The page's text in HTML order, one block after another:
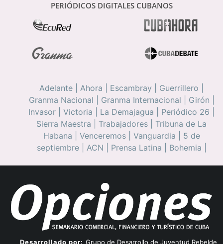
PERIÓDICOS DIGITALES CUBANOS
Adelante Ahora Escambray Guerrillero
Granma Nacional
Granma Internacional Girón
Invasor
Victoria La Demajagua Periódico 26
Sierra Maestra
Trabajadores
Tribuna de La
Habana
Venceremos| Vanguardia
5 de
septiembre| ACN Prensa Latina Bohemia
Desarrollado por: Grupo de Desarrollo de Juventud Rebelde